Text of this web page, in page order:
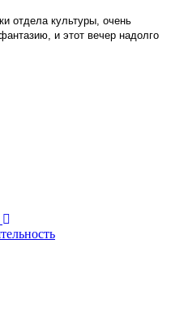
отдела культуры, очень
и этот вечер надолго